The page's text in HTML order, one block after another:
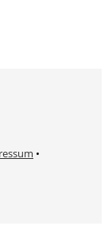
•